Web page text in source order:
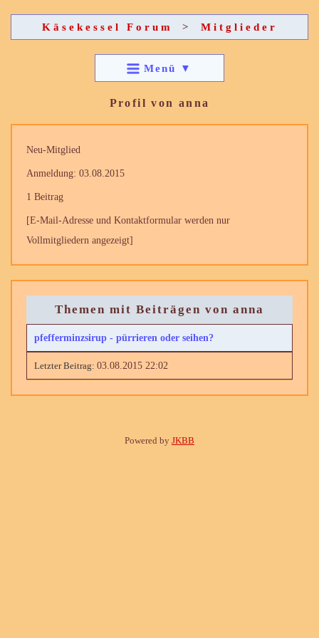
Käsekessel Forum > Mitglieder
Menü ▼
Profil von anna
Neu-Mitglied
Anmeldung: 03.08.2015
1 Beitrag
[E-Mail-Adresse und Kontaktformular werden nur
Vollmitgliedern angezeigt]
Themen mit Beiträgen von anna
pfefferminzsirup - pürrieren oder seihen?
03.08.2015 22:02
Powered by JKBB